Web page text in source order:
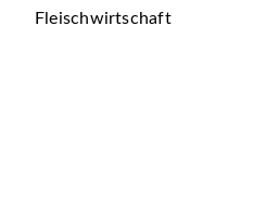
Fleischwirtschaft